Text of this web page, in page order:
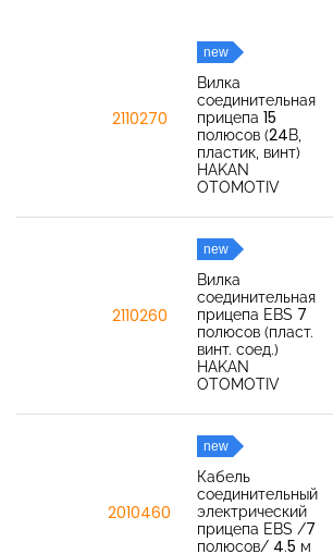
2110270
new
Вилка
соединительная
прицепа 15
полюсов (24В,
пластик, винт)
HAKAN
OTOMOTIV
2110260
new
Вилка
соединительная
прицепа EBS 7
полюсов (пласт.
винт. соед.)
HAKAN
OTOMOTIV
2010460
new
Кабель
соединительный
электрический
прицепа EBS /7
полюсов/ 4.5 м